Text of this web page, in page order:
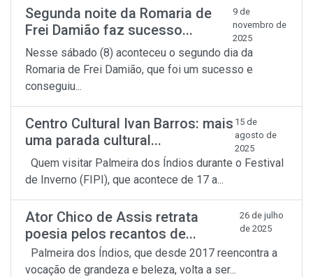
Segunda noite da Romaria de
Frei Damião faz sucesso...
9 de
novembro de
2025
Nesse sábado (8) aconteceu o segundo dia da
Romaria de Frei Damião, que foi um sucesso e
conseguiu...
Centro Cultural Ivan Barros: mais
uma parada cultural...
15 de
agosto de
2025
Quem visitar Palmeira dos Índios durante o Festival
de Inverno (FIPI), que acontece de 17 a...
Ator Chico de Assis retrata
poesia pelos recantos de...
26 de julho
de 2025
Palmeira dos Índios, que desde 2017 reencontra a
vocação de grandeza e beleza, volta a ser...